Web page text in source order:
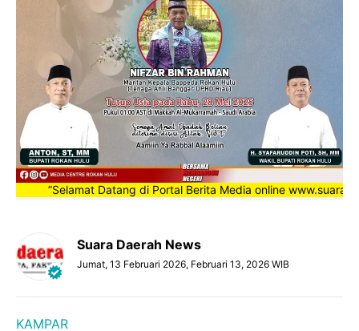
”Selamat Datang di Portal Berita Media online
Suara Daerah News
Jumat, 13 Februari 2026, Februari 13, 2026 WIB
KAMPAR